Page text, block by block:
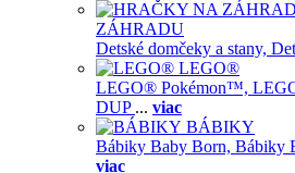
ZÁHRADU
Detské domčeky a stany,
LEGO®
LEGO® Pokémon™,
DUP ... viac
BÁBIKY
Bábiky Baby Born, Bábiky
viac